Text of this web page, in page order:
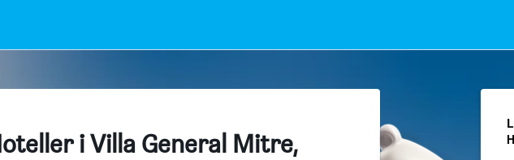
i Villa General Mitre,